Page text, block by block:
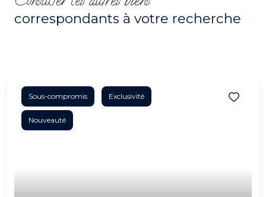
correspondants à votre recherche
Sous-compromis Exclusivité
Nouveauté